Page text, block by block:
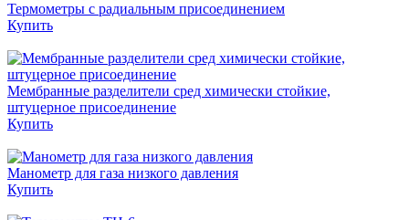
Термометры с радиальным присоединением
Купить
Мембранные разделители сред химически стойкие,
штуцерное присоединение
Купить
Манометр для газа низкого давления
Купить